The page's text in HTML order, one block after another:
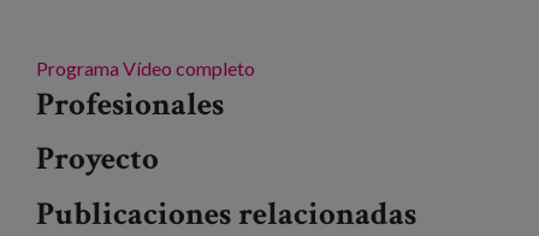
Programa Vídeo completo
Profesionales
Proyecto
Publicaciones relacionadas